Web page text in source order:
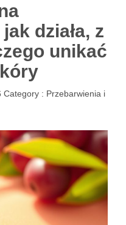
działa, z
unikać
Category : Przebarwienia i